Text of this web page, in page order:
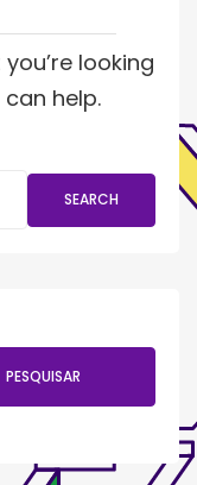
looking
help.
SEARCH
PESQUISAR